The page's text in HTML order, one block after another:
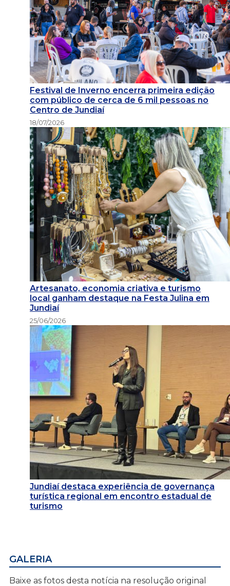
Festival de Inverno encerra primeira edição
com público de cerca de 6 mil pessoas no
Centro de Jundiaí
18/07/2026
Artesanato, economia criativa e turismo
local ganham destaque na Festa Julina em
Jundiaí
25/06/2026
Jundiaí destaca experiência de governança
turística regional em encontro estadual de
turismo
GALERIA
Baixe as fotos desta notícia na resolução original